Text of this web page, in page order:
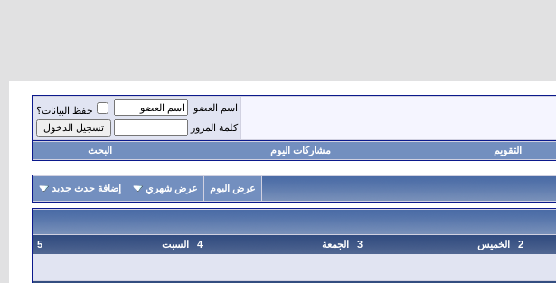
اسم العضو
حفظ البيانات؟
كلمة المرور
التقويم مشاركات اليوم البحث
عرض اليوم عرض شهري إضافة حدث جديد
2
3 الخميس 4 الجمعة 5 السبت